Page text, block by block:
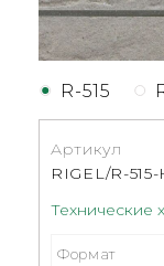
R-515
Технические
Артикул
RIGEL/R-515-
Формат